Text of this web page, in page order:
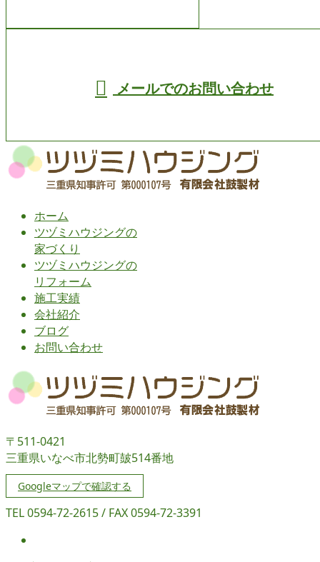
メールでのお問い合わせ
ホーム
ツヅミハウジングの
家づくり
ツヅミハウジングの
リフォーム
施工実績
会社紹介
ブログ
お問い合わせ
〒511-0421
三重県いなべ市北勢町皷514番地
Googleマップで確認する
TEL 0594-72-2615 / FAX 0594-72-3391